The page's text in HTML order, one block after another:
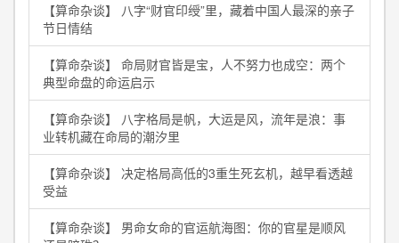
【算命杂谈】 八字“财官印绶”里，藏着中国人最深的亲子
节日情结
【算命杂谈】 命局财官皆是宝，人不努力也成空：两个
典型命盘的命运启示
【算命杂谈】 八字格局是帆，大运是风，流年是浪：事
业转机藏在命局的潮汐里
【算命杂谈】 决定格局高低的3重生死玄机，越早看透越
受益
【算命杂谈】 男命女命的官运航海图：你的官星是顺风